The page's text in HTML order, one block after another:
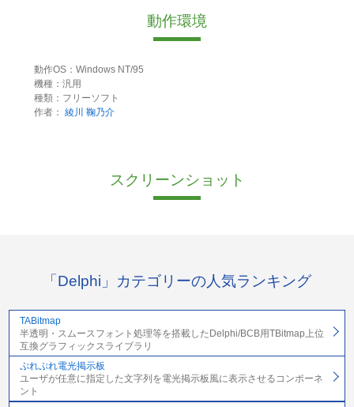
動作環境
動作OS：Windows NT/95
機種：汎用
種類：フリーソフト
作者： 綾川 鞠乃介
スクリーンショット
「Delphi」カテゴリーの人気ランキング
TABitmap
半透明・スムースフォント処理等を搭載したDelphi/BCB用TBitmap上位
互換グラフィックスライブラリ
ぷれぷれ電光掲示板
ユーザが任意に指定した文字列を電光掲示板風に表示させるコンポーネ
ント